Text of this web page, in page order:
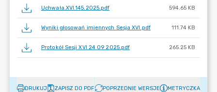
Uchwała.XVI.145.2025.pdf 594.65 KB
Wyniki głosowań imiennych Sesja XVI.pdf 111.74 KB
Protokół Sesji XVI 24 09 2025.pdf 265.25 KB
DRUKUJ ZAPISZ DO PDF POPRZEDNIE WERSJE METRYCZKA